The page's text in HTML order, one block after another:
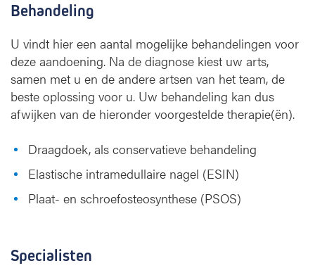
Behandeling
U vindt hier een aantal mogelijke behandelingen voor
deze aandoening. Na de diagnose kiest uw arts,
samen met u en de andere artsen van het team, de
beste oplossing voor u. Uw behandeling kan dus
afwijken van de hieronder voorgestelde therapie(ën).
Draagdoek, als conservatieve behandeling
Elastische intramedullaire nagel (ESIN)
Plaat- en schroefosteosynthese (PSOS)
Specialisten